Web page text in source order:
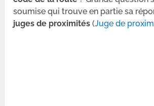
soumise qui trouve en partie sa
juges de proximités (Juge de